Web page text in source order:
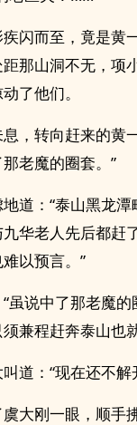
闪而至，竟是黄
那山洞不无，项
了他们。
，转向赶来的黄
老魔的圈套。”
道：“泰山黑龙
华老人先后都赶
以预言。”
虽说中了那老魔
兼程赶奔泰山也
道：“现在还不解
大刚一眼，顺手